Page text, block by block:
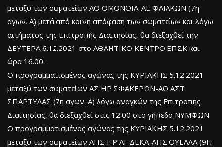
μεταξύ των σωματείων ΑΟ ΟΜΟΝΟΙΑ-ΑΕ ΦΑΙΑΚΩΝ (7η
αγων. Α) μετά από κοινή απόφαση των σωματείων και λόγω
αιτήματος της Επιτροπής Διαιτησίας, θα διεξαχθεί την
ΔΕΥΤΕΡΑ 6.12.2021 στο ΑΘΛΗΤΙΚΟ ΚΕΝΤΡΟ ΕΠΣΚ και
ώρα 16.00.
Ο προγραμματισμένος αγώνας της ΚΥΡΙΑΚΗΣ 5.12.2021
μεταξύ των σωματείων ΑΣ ΗΡ ΣΦΑΚΕΡΩΝ-ΑΟ ΑΣΤ
ΣΠΑΡΤΥΛΑΣ (7η αγων. Α) λόγω αναγκών της Επιτροπής
Διαιτησίας, θα διεξαχθεί στις 12.00 στο γήπεδο ΝΥΜΦΩΝ.
Ο προγραμματισμένος αγώνας της ΚΥΡΙΑΚΗΣ 5.12.2021
μεταξύ των σωματείων ΑΠΣ ΗΡ ΑΓ ΔΕΚΑ-ΑΠΣ ΘΥΕΛΛΑ (9Η